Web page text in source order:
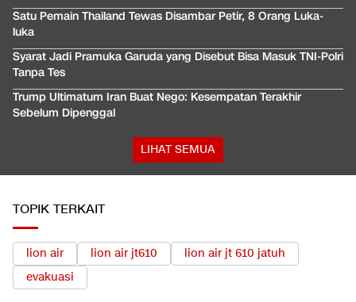
Satu Pemain Thailand Tewas Disambar Petir, 8 Orang Luka-
luka
Syarat Jadi Pramuka Garuda yang Disebut Bisa Masuk TNI-Polri
Tanpa Tes
Trump Ultimatum Iran Buat Nego: Kesempatan Terakhir
Sebelum Dipenggal
LIHAT SEMUA
TOPIK TERKAIT
lion air lion air jt610
lion air jt 610 jatuh
evakuasi